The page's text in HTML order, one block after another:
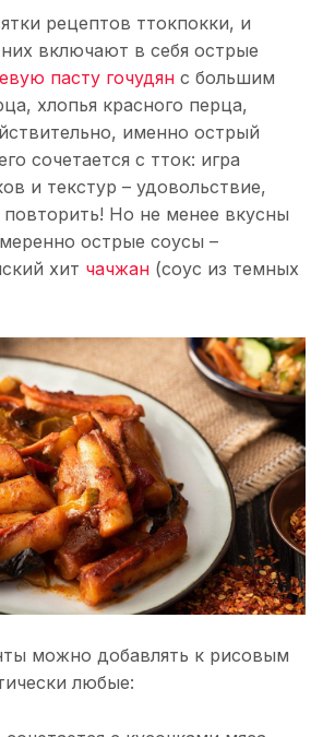
рецептов ттокпокки, и
включают в себя острые
пасту гочудян с большим
хлопья красного перца,
именно острый
сочетается с тток: игра
и текстур – удовольствие,
повторить! Но не менее вкусны
острые соусы –
хит чачжан (соус из темных
можно добавлять к рисовым
любые: